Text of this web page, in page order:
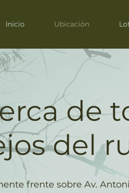
Inicio Ubicación
de
del
frente sobre Av.